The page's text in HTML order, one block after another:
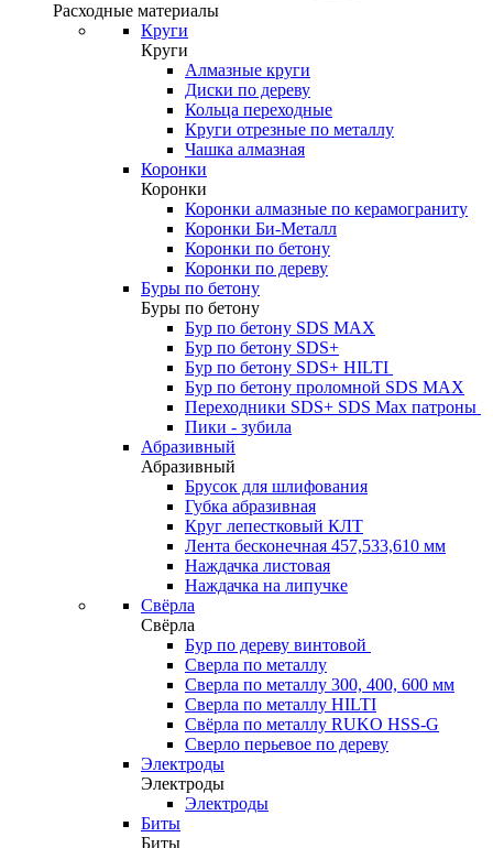
Расходные материалы
Круги
Круги
Алмазные круги
Диски по дереву
Кольца переходные
Круги отрезные по металлу
Чашка алмазная
Коронки
Коронки
Коронки алмазные по керамограниту
Коронки Би-Металл
Коронки по бетону
Коронки по дереву
Буры по бетону
Буры по бетону
Бур по бетону SDS MAX
Бур по бетону SDS+
Бур по бетону SDS+ HILTI
Бур по бетону проломной SDS MAX
Переходники SDS+ SDS Max патроны
Пики - зубила
Абразивный
Абразивный
Брусок для шлифования
Губка абразивная
Круг лепестковый КЛТ
Лента бесконечная 457,533,610 мм
Наждачка листовая
Наждачка на липучке
Свёрла
Свёрла
Бур по дереву винтовой
Сверла по металлу
Сверла по металлу 300, 400, 600 мм
Сверла по металлу HILTI
Свёрла по металлу RUKO HSS-G
Сверло перьевое по дереву
Электроды
Электроды
Электроды
Биты
Биты